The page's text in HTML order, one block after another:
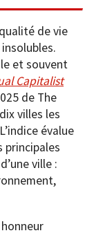
de vie
et souvent
Capitalist
de The
villes les
évalue
principales
ville :